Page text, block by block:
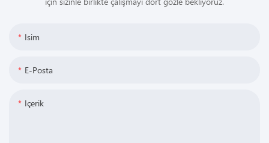
Isim
E-Posta
Içerik